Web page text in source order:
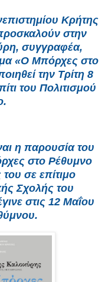
Κρήτης
στην
συγγραφέα,
«Ο Μπόρχες στο
την Τρίτη 8
του Πολιτισμού
η παρουσία του
στο Ρέθυμνο
σε επίτιμο
Σχολής του
στις 12 Μαΐου